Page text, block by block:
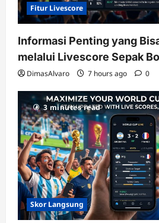
Fitur Livescore
Informasi Penting yang
melalui Livescore Sepak
DimasAlvaro 7 hours ago 0
3 minutes read
Skor Langsung